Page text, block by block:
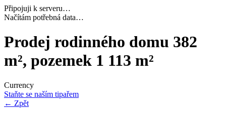
Připojuji k serveru…
Dokončuji inicializaci…
Prodej rodinného domu 382
m², pozemek 1 113 m²
Currency
Staňte se naším tipařem
← Zpět